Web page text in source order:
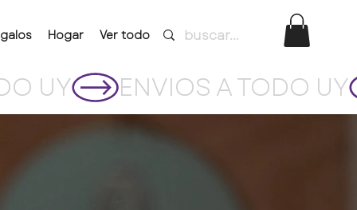
Hogar Ver todo